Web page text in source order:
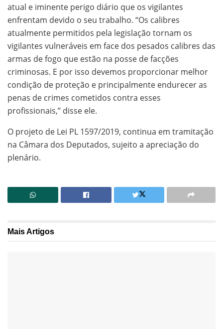
atual e iminente perigo diário que os vigilantes
enfrentam devido o seu trabalho. “Os calibres
atualmente permitidos pela legislação tornam os
vigilantes vulneráveis em face dos pesados calibres das
armas de fogo que estão na posse de facções
criminosas. E por isso devemos proporcionar melhor
condição de proteção e principalmente endurecer as
penas de crimes cometidos contra esses
profissionais,” disse ele.
O projeto de Lei PL 1597/2019, continua em tramitação
na Câmara dos Deputados, sujeito a apreciação do
plenário.
MaisArtigos